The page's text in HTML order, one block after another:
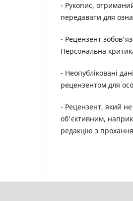
- Рукопис,
передавати для
- Рецензент
Персональна
- Неопубліковані
рецензентом для
- Рецензент, який не
об'єктивним,
редакцію з